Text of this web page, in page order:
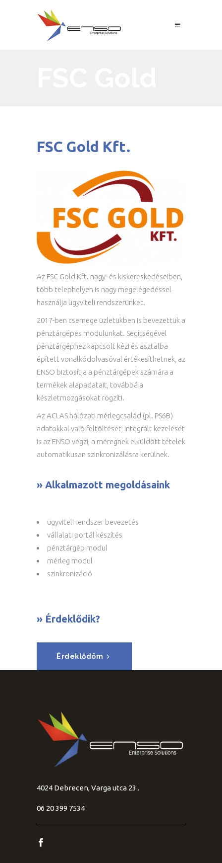
FSC Gold Kft.
Az FSC Gold Kft. nagy- és kiskereskedéseiben,
több telephelyen is nagy megelégedéssel
használja ügyviteli rendszerünket.
2017-ben csemege üzletükben is bevezettük a
pénztárgépes modulunkat. Segítségével
pénztárgéphez kapcsolt kézi és asztalba
épített vonalkódolvasóval értékesíthetnek, az
ENSO biztosítja a pénztárgépek számára a
termékek alapadatait, továbbá a
készletmozgásokat rögzíti.
Az ACLAS hálózati mérlegcsalád (pl. PS6B)
adatokkal való feltöltését, integrált kezelését
is az ENSO végzi, a méregnek elküldött tételek
automatikusan szinkronizálásra kerülnek.
» Alkalmazott megoldásaink
ügyviteli rendszer bevezetés
vállalati portál készítés
pénztárgép modul
mérleg modul
szinkronizáció
» Érdeklődik?
Érdeklődöm
4024 Debrecen, Varga utca 23..
06 20 399 7534